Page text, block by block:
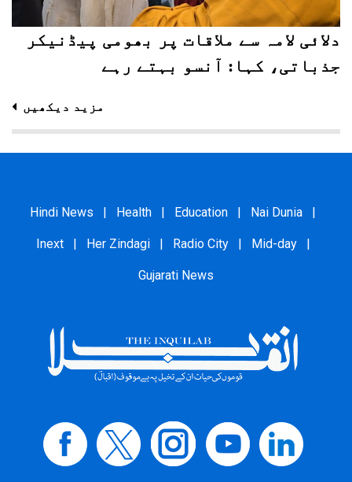
دلائی لامہ سے ملاقات پر بھومی پیڈنیکر
جذباتی، کہا: آنسو بہتے رہے
مزید دیکھیں
Hindi News Health Education Nai Dunia
Inext Her Zindagi Radio City Mid-day
Gujarati News